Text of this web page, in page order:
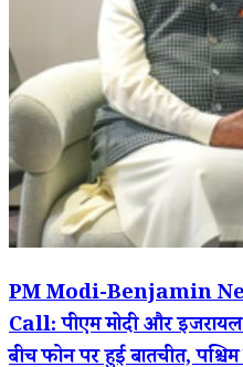
PM Modi-Benjamin
Call: पीएम मोदी और इजरायल
बीच फोन पर हुई बातचीत,